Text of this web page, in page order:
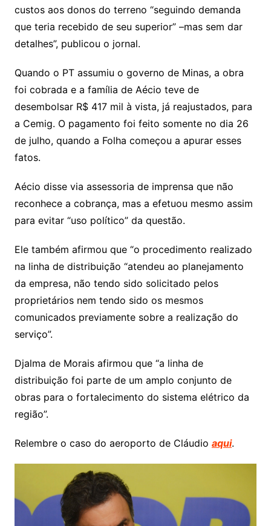
custos aos donos do terreno “seguindo demanda
que teria recebido de seu superior” –mas sem dar
detalhes”, publicou o jornal.
Quando o PT assumiu o governo de Minas, a obra
foi cobrada e a família de Aécio teve de
desembolsar R$ 417 mil à vista, já reajustados, para
a Cemig. O pagamento foi feito somente no dia 26
de julho, quando a Folha começou a apurar esses
fatos.
Aécio disse via assessoria de imprensa que não
reconhece a cobrança, mas a efetuou mesmo assim
para evitar “uso político” da questão.
Ele também afirmou que “o procedimento realizado
na linha de distribuição “atendeu ao planejamento
da empresa, não tendo sido solicitado pelos
proprietários nem tendo sido os mesmos
comunicados previamente sobre a realização do
serviço”.
Djalma de Morais afirmou que “a linha de
distribuição foi parte de um amplo conjunto de
obras para o fortalecimento do sistema elétrico da
região”.
Relembre o caso do aeroporto de Cláudio aqui.